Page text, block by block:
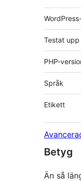
Testat upp
PHP-
Språk
Etikett
Betyg
Än så